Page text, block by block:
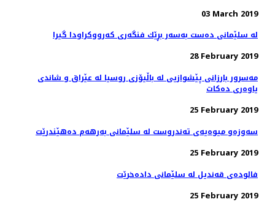
03 March 2019
له‌ سلێمانی ده‌ست به‌سه‌ر بڕێك فنگه‌ری كه‌رووكراودا گیرا
28 February 2019
مه‌سرور بارزانی پێشوازیی لە باڵیۆزی روسیا لە عێراق و شاندی
یاوه‌ری ده‌كات
25 February 2019
سه‌وزه‌و میوه‌یه‌ی ته‌ندروست له‌ سلێمانی به‌رهه‌م ده‌هێندرێت
25 February 2019
فالوده‌ی قه‌ندیل له‌ سلێمانی داده‌خرێت
25 February 2019